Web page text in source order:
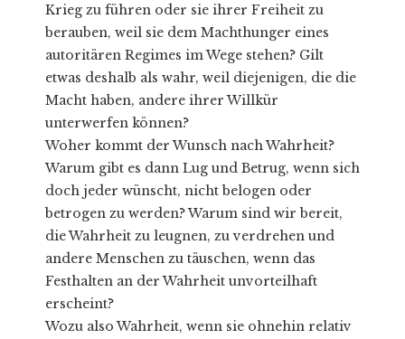
Krieg zu führen oder sie ihrer Freiheit zu
berauben, weil sie dem Machthunger eines
autoritären Regimes im Wege stehen? Gilt
etwas deshalb als wahr, weil diejenigen, die die
Macht haben, andere ihrer Willkür
unterwerfen können?
Woher kommt der Wunsch nach Wahrheit?
Warum gibt es dann Lug und Betrug, wenn sich
doch jeder wünscht, nicht belogen oder
betrogen zu werden? Warum sind wir bereit,
die Wahrheit zu leugnen, zu verdrehen und
andere Menschen zu täuschen, wenn das
Festhalten an der Wahrheit unvorteilhaft
erscheint?
Wozu also Wahrheit, wenn sie ohnehin relativ